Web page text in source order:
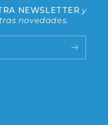
NEWSLETTER y
novedades.